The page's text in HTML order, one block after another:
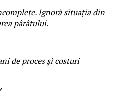
Ignoră situația din
pârâtului.
de proces și costuri